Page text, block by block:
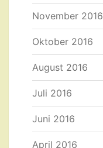
November 2016
Oktober 2016
August 2016
Juli 2016
Juni 2016
April 2016